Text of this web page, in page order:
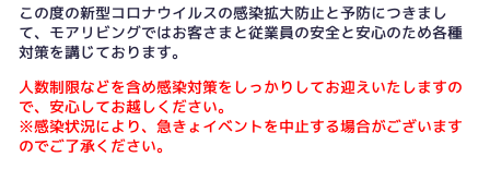
この度の新型コロナウイルスの感染拡大防止と予防につきまし
て、モアリビングではお客さまと従業員の安全と安心のため各種
対策を講じております。
人数制限などを含め感染対策をしっかりしてお迎えいたしますの
で、安心してお越しください。
※感染状況により、急きょイベントを中止する場合がございます
のでご了承ください。